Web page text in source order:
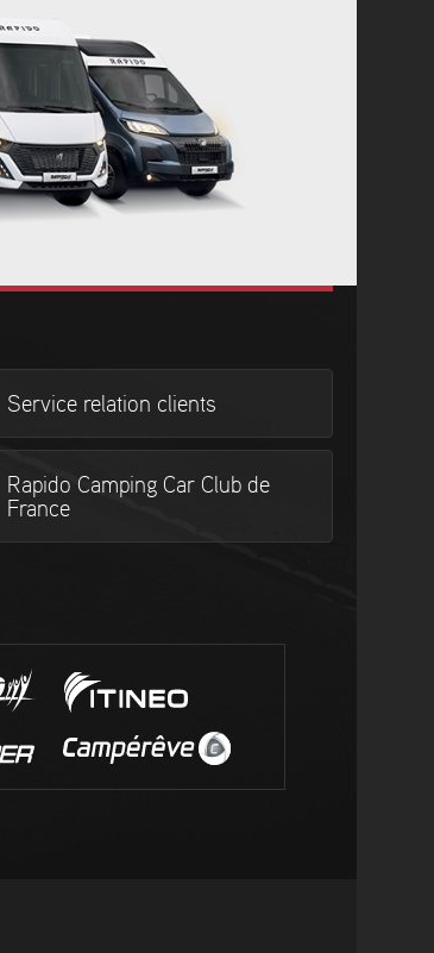
Service relation clients
Rapido Camping Car Club de
France